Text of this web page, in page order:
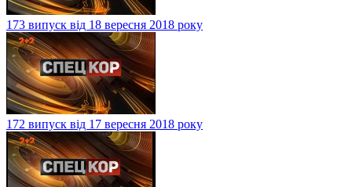
173 випуск від 18 вересня 2018 року
172 випуск від 17 вересня 2018 року